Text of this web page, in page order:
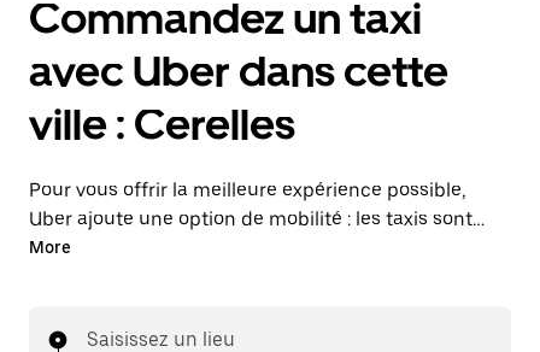
Commandez un taxi
avec Uber dans cette
ville : Cerelles
Pour vous offrir la meilleure expérience possible,
Uber ajoute une option de mobilité : les taxis sont
maintenant disponibles dans l'application. Uber Taxi :
More
Saisissez un lieu